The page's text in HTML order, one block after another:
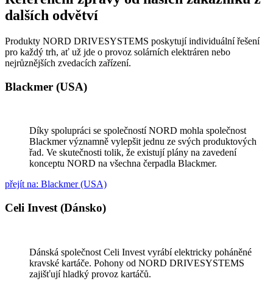
dalších odvětví
Produkty NORD DRIVESYSTEMS poskytují individuální řešení
pro každý trh, ať už jde o provoz solárních elektráren nebo
nejrůznějších zvedacích zařízení.
Blackmer (USA)
Díky spolupráci se společností NORD mohla společnost
Blackmer významně vylepšit jednu ze svých produktových
řad. Ve skutečnosti tolik, že existují plány na zavedení
konceptu NORD na všechna čerpadla Blackmer.
přejít na: Blackmer (USA)
Celi Invest (Dánsko)
Dánská společnost Celi Invest vyrábí elektricky poháněné
kravské kartáče. Pohony od NORD DRIVESYSTEMS
zajišťují hladký provoz kartáčů.